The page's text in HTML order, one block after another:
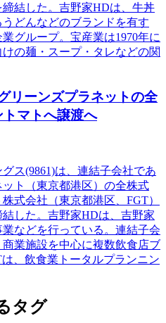
結した。吉野家HDは、牛丼
どんなどのブランドを有す
グループ。宝産業は1970年に
の麺・スープ・タレなどの関
リーンズプラネットの全
マトへ譲渡へ
ス(9861)は、連結子会社であ
ト（東京都港区）の全株式
式会社（東京都港区、FGT）
した。吉野家HDは、吉野家
などを行っている。連結子会
業施設を中心に複数飲食店ブ
、飲食業トータルプランニン
タグ